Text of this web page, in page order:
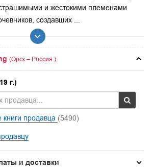
и жестокими племенами
создавших ...
(Орск – Россия.)
г.)
книги продавца (5490)
и доставки